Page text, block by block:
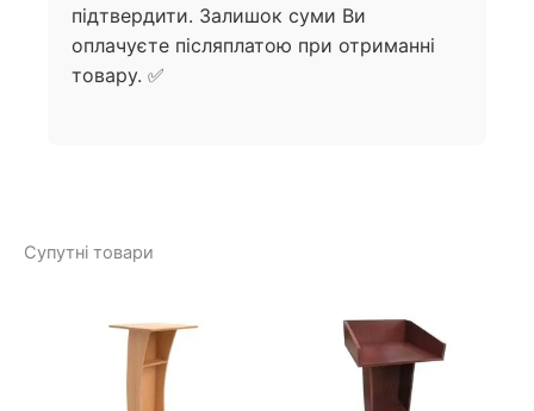
підтвердити. Залишок суми Ви
оплачуєте післяплатою при отриманні
товару. ✅
Супутні товари